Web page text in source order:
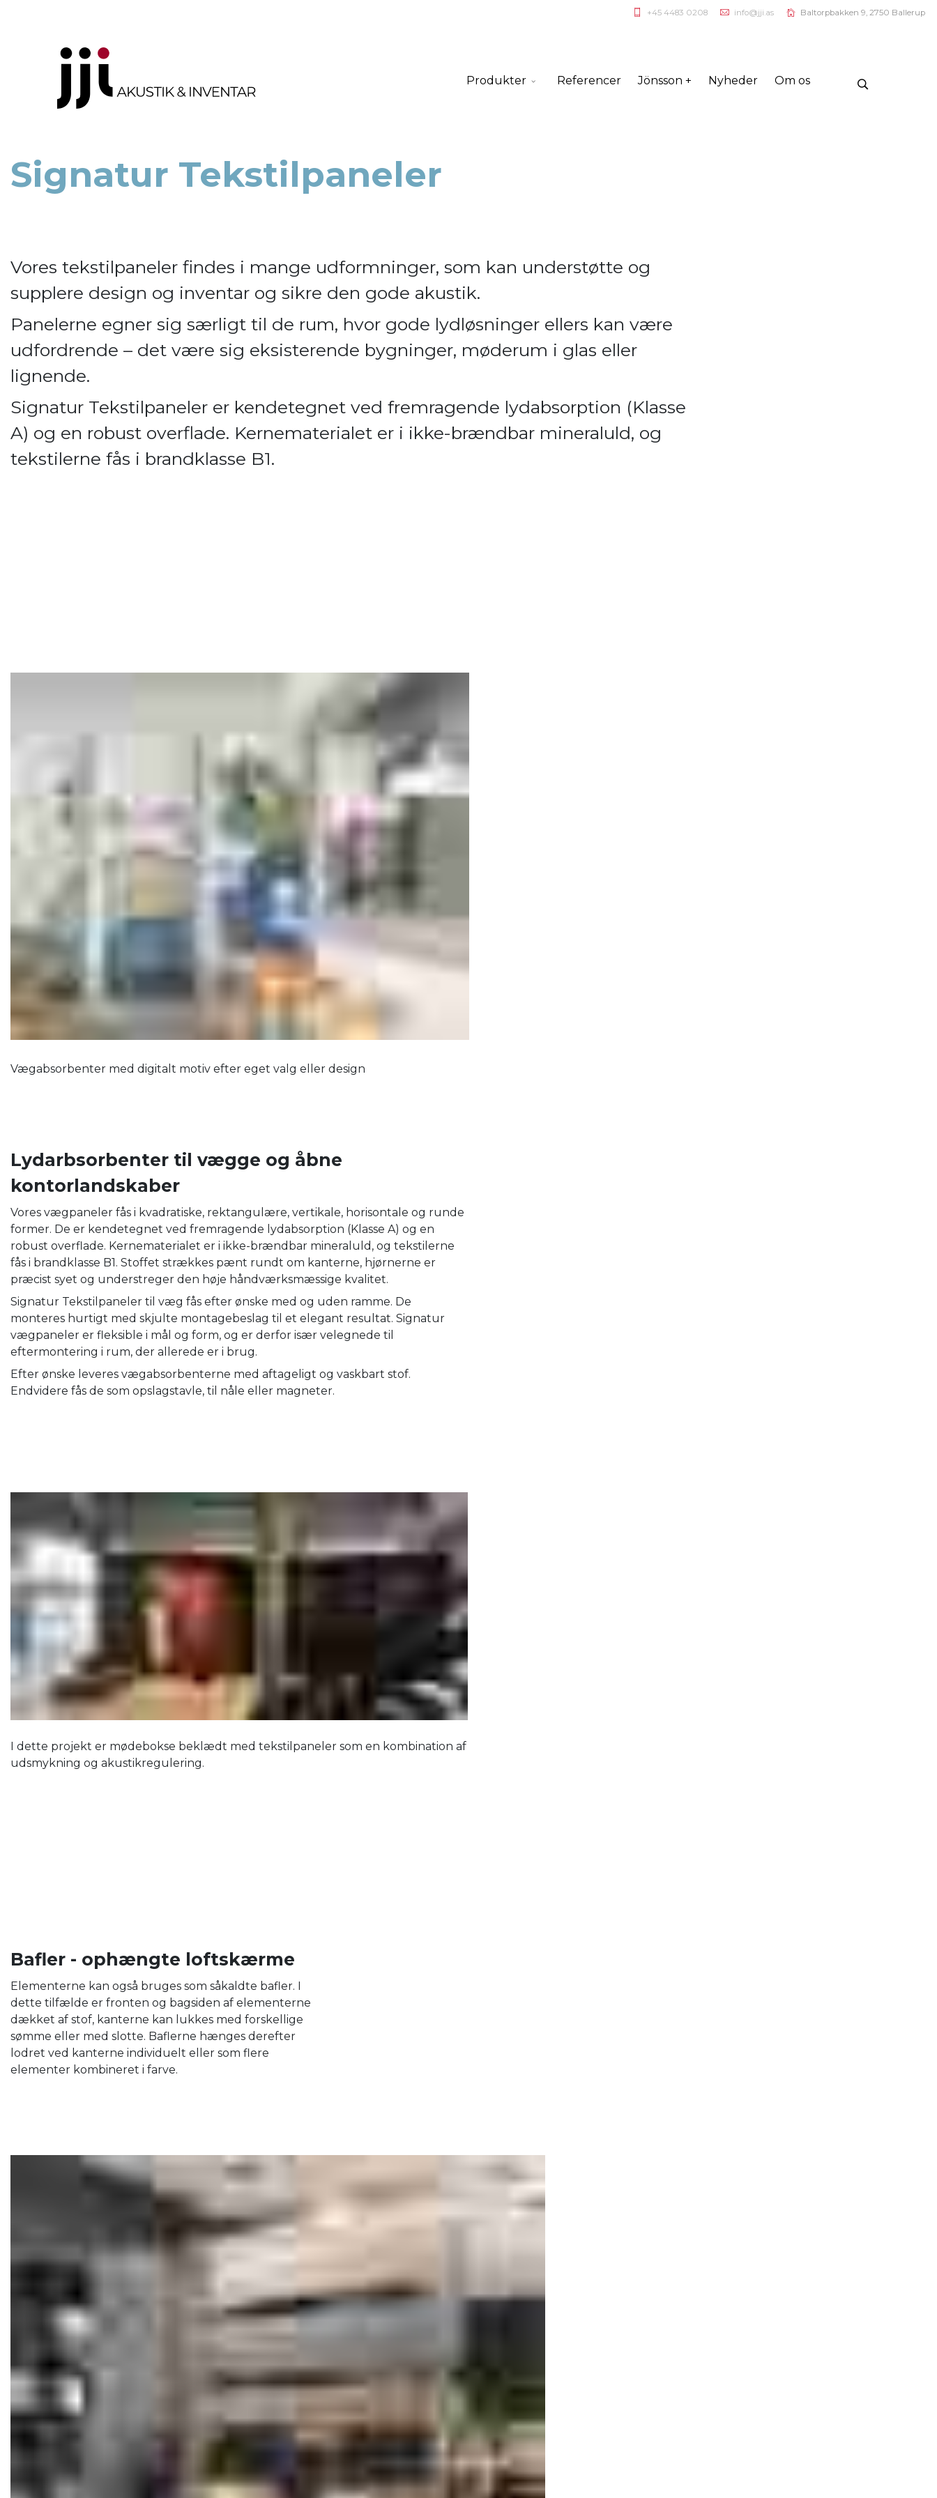
+45 4483 0208 info@jji.as Baltorpbakken 9, 2750 Ballerup
Produkter Referencer Jönsson + Nyheder Om os
Signatur Tekstilpaneler
Vores tekstilpaneler findes i mange udformninger, som kan understøtte og
supplere design og inventar og sikre den gode akustik.
Panelerne egner sig særligt til de rum, hvor gode lydløsninger ellers kan være
udfordrende – det være sig eksisterende bygninger, møderum i glas eller
lignende.
Signatur Tekstilpaneler er kendetegnet ved fremragende lydabsorption (Klasse
A) og en robust overflade. Kernematerialet er i ikke-brændbar mineraluld, og
tekstilerne fås i brandklasse B1.
Vægabsorbenter med digitalt motiv efter eget valg eller design
Lydarbsorbenter til vægge og åbne
kontorlandskaber
Vores vægpaneler fås i kvadratiske, rektangulære, vertikale, horisontale og runde
former. De er kendetegnet ved fremragende lydabsorption (Klasse A) og en
robust overflade. Kernematerialet er i ikke-brændbar mineraluld, og tekstilerne
fås i brandklasse B1. Stoffet strækkes pænt rundt om kanterne, hjørnerne er
præcist syet og understreger den høje håndværksmæssige kvalitet.
Signatur Tekstilpaneler til væg fås efter ønske med og uden ramme. De
monteres hurtigt med skjulte montagebeslag til et elegant resultat. Signatur
vægpaneler er fleksible i mål og form, og er derfor især velegnede til
eftermontering i rum, der allerede er i brug.
Efter ønske leveres vægabsorbenterne med aftageligt og vaskbart stof.
Endvidere fås de som opslagstavle, til nåle eller magneter.
I dette projekt er mødebokse beklædt med tekstilpaneler som en kombination af
udsmykning og akustikregulering.
Bafler - ophængte loftskærme
Elementerne kan også bruges som såkaldte bafler. I
dette tilfælde er fronten og bagsiden af ​​elementerne
dækket af stof, kanterne kan lukkes med forskellige
sømme eller med slotte. Baflerne hænges derefter
lodret ved kanterne individuelt eller som flere
elementer kombineret i farve.